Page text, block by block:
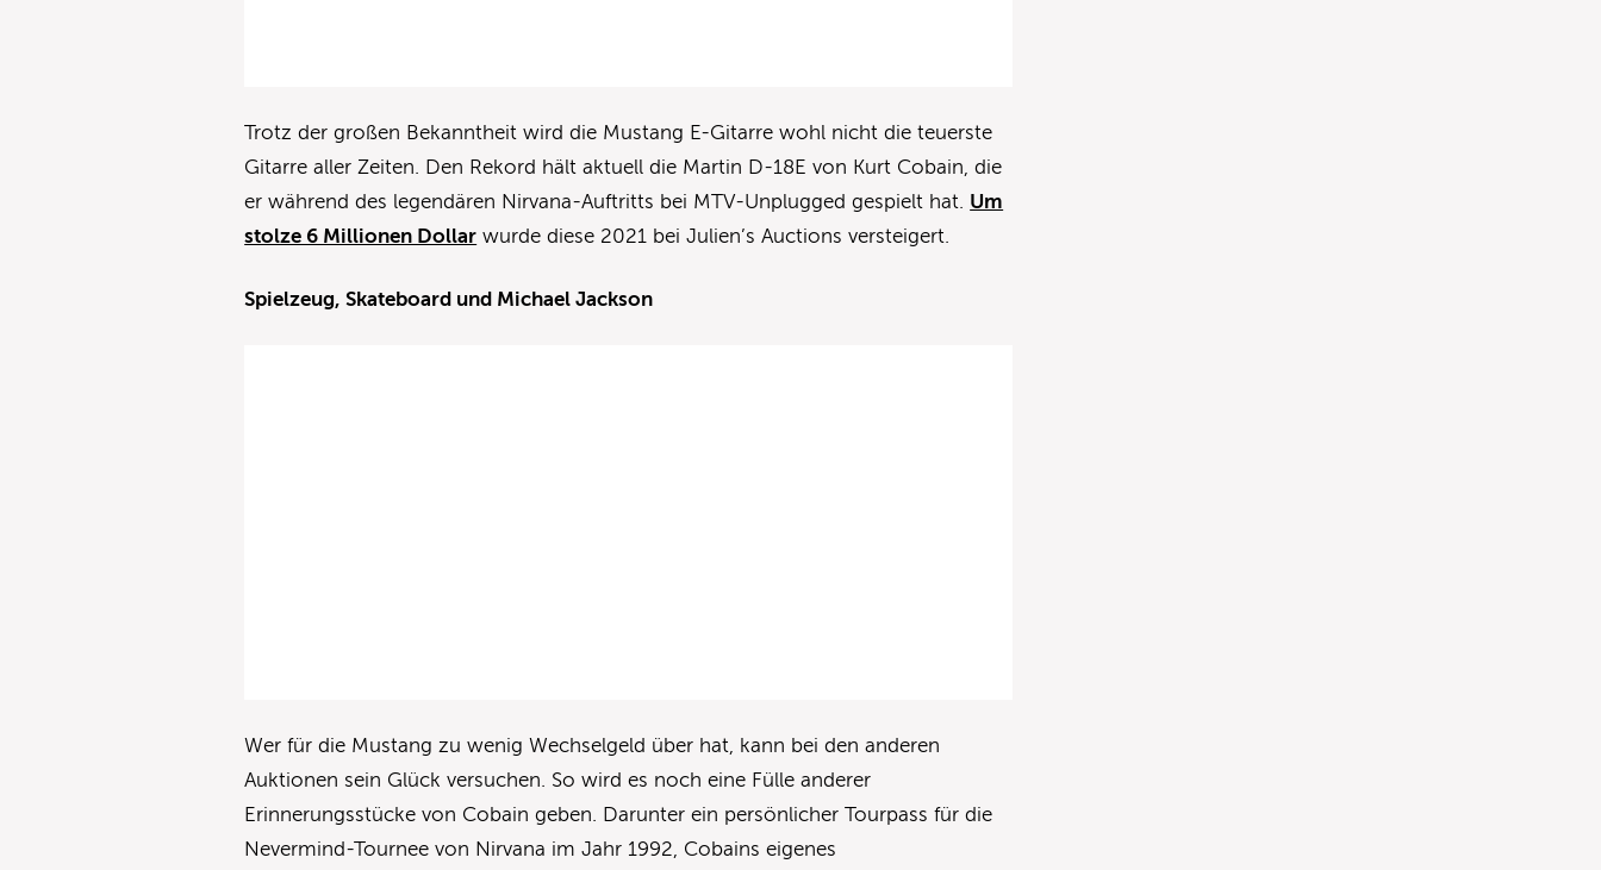
Trotz der großen Bekanntheit wird die Mustang E-Gitarre wohl nicht die teuerste
Gitarre aller Zeiten. Den Rekord hält aktuell die Martin D-18E von Kurt Cobain, die
er während des legendären Nirvana-Auftritts bei MTV-Unplugged gespielt hat. Um
stolze 6 Millionen Dollar wurde diese 2021 bei Julien’s Auctions versteigert.
Spielzeug, Skateboard und Michael Jackson
Wer für die Mustang zu wenig Wechselgeld über hat, kann bei den anderen
Auktionen sein Glück versuchen. So wird es noch eine Fülle anderer
Erinnerungsstücke von Cobain geben. Darunter ein persönlicher Tourpass für die
Nevermind-Tournee von Nirvana im Jahr 1992, Cobains eigenes